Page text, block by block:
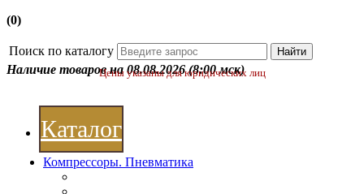
(0)
Поиск по каталогу
Наличие товаров на 08.08.2026 (8:00 мск)
Цены указаны для юридических лиц
Каталог
Компрессоры. Пневматика